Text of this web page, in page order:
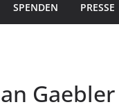
SPENDEN PRESSE
Gaebler